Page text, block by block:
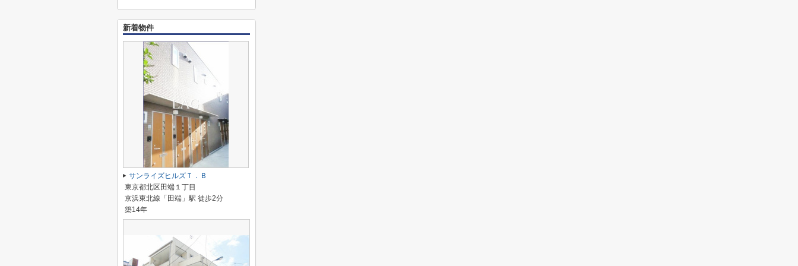
新着物件
サンライズヒルズＴ．Ｂ
東京都北区田端１丁目
京浜東北線「田端」駅 徒歩2分
築14年